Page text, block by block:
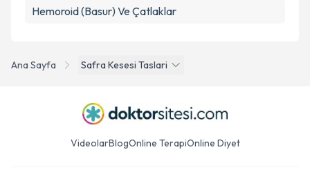
Ana Sayfa Safra Kesesi Taslari
Hemoroid (Basur) Ve Çatlaklar
VideolarBlogOnline TerapiOnline Diyet